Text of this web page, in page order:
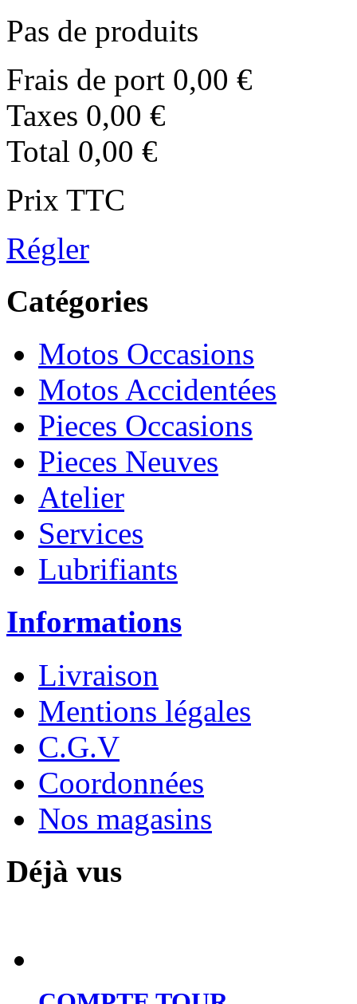
Pas de produits
Frais de port 0,00 €
Taxes 0,00 €
Total 0,00 €
Prix TTC
Régler
Catégories
Motos Occasions
Motos Accidentées
Pieces Occasions
Pieces Neuves
Atelier
Services
Lubrifiants
Informations
Livraison
Mentions légales
C.G.V
Coordonnées
Nos magasins
Déjà vus